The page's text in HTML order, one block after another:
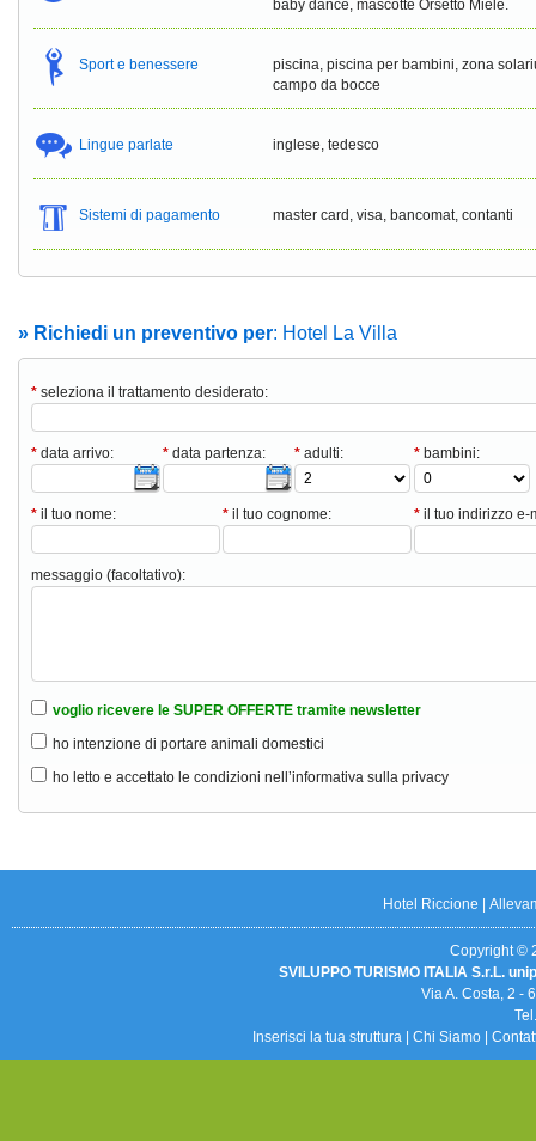
baby dance, mascotte Orsetto Miele.
Sport e benessere
piscina, piscina per bambini, zona
campo da bocce
Lingue parlate inglese, tedesco
Sistemi di pagamento master card, visa, bancomat, contanti
» Richiedi un preventivo per: Hotel La Villa
* seleziona il trattamento desiderato:
* data arrivo: * data partenza: * adulti: * bambini:
* il tuo nome: * il tuo cognome: * il tuo indirizzo e-
messaggio (facoltativo):
voglio ricevere le SUPER OFFERTE tramite newsletter
ho intenzione di portare animali domestici
ho letto e accettato le condizioni nell’informativa sulla privacy
Hotel Riccione
Copyright ©
SVILUPPO TURISMO ITALIA S.r.L.
Via A. Costa, 2 -
Inserisci la tua struttura
Chi Siamo